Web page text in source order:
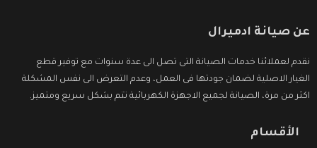
عن صيانة ادميرال
نقدم لعملائنا خدمات الصيانة التى تصل الى عدة سنوات مع توفير قطع
الغيار الاصلية لضمان جودتها فى العمل، وعدم التعرض الى نفس المشكلة
اكثر من مرة، الصيانة لجميع الاجهزة الكهربائية تتم بشكل سريع ومتميز.
الأقسام